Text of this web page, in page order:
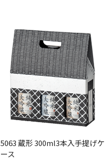
5063 蔵形 300ml3本入手提げケ
ース